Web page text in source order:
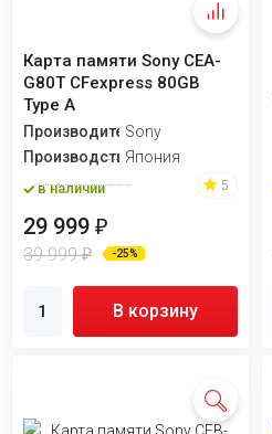
Карта памяти Sony CEA-
G80T CFexpress 80GB
Type A
ПроизводительSony
ПроизводствоЯпония
в наличии 5
29 999 ₽
39 999₽ -25%
В корзину